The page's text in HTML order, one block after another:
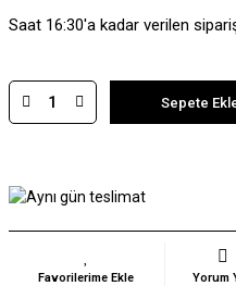
Saat 16:30'a kadar verilen
Sepete
Yorum